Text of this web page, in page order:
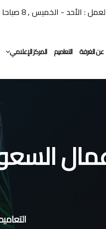
الأحد - الخميس , 8 صباحا - 2:30 مساء
عن الغرفة التعاميم المركز الإعلامي